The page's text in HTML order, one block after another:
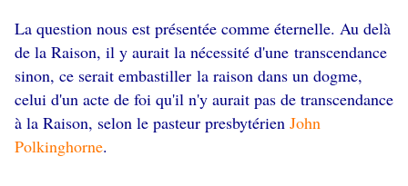
La question nous est présentée comme éternelle. Au delà
de la Raison, il y aurait la nécessité d'une transcendance
sinon, ce serait embastiller la raison dans un dogme,
celui d'un acte de foi qu'il n'y aurait pas de transcendance
à la Raison, selon le pasteur presbytérien John
Polkinghorne.